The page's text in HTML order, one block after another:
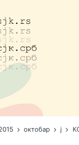
октобар ј